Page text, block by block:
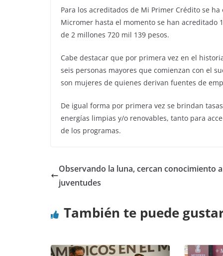
Para los acreditados de Mi Primer Crédito se
Micromer hasta el momento se han acreditado
de 2 millones 720 mil 139 pesos.
Cabe destacar que por primera vez en el
seis personas mayores que comienzan con el
son mujeres de quienes derivan fuentes de
De igual forma por primera vez se brindan
energías limpias y/o renovables, tanto para
de los programas.
Observando la luna, cercan conocimiento
juventudes
También te puede